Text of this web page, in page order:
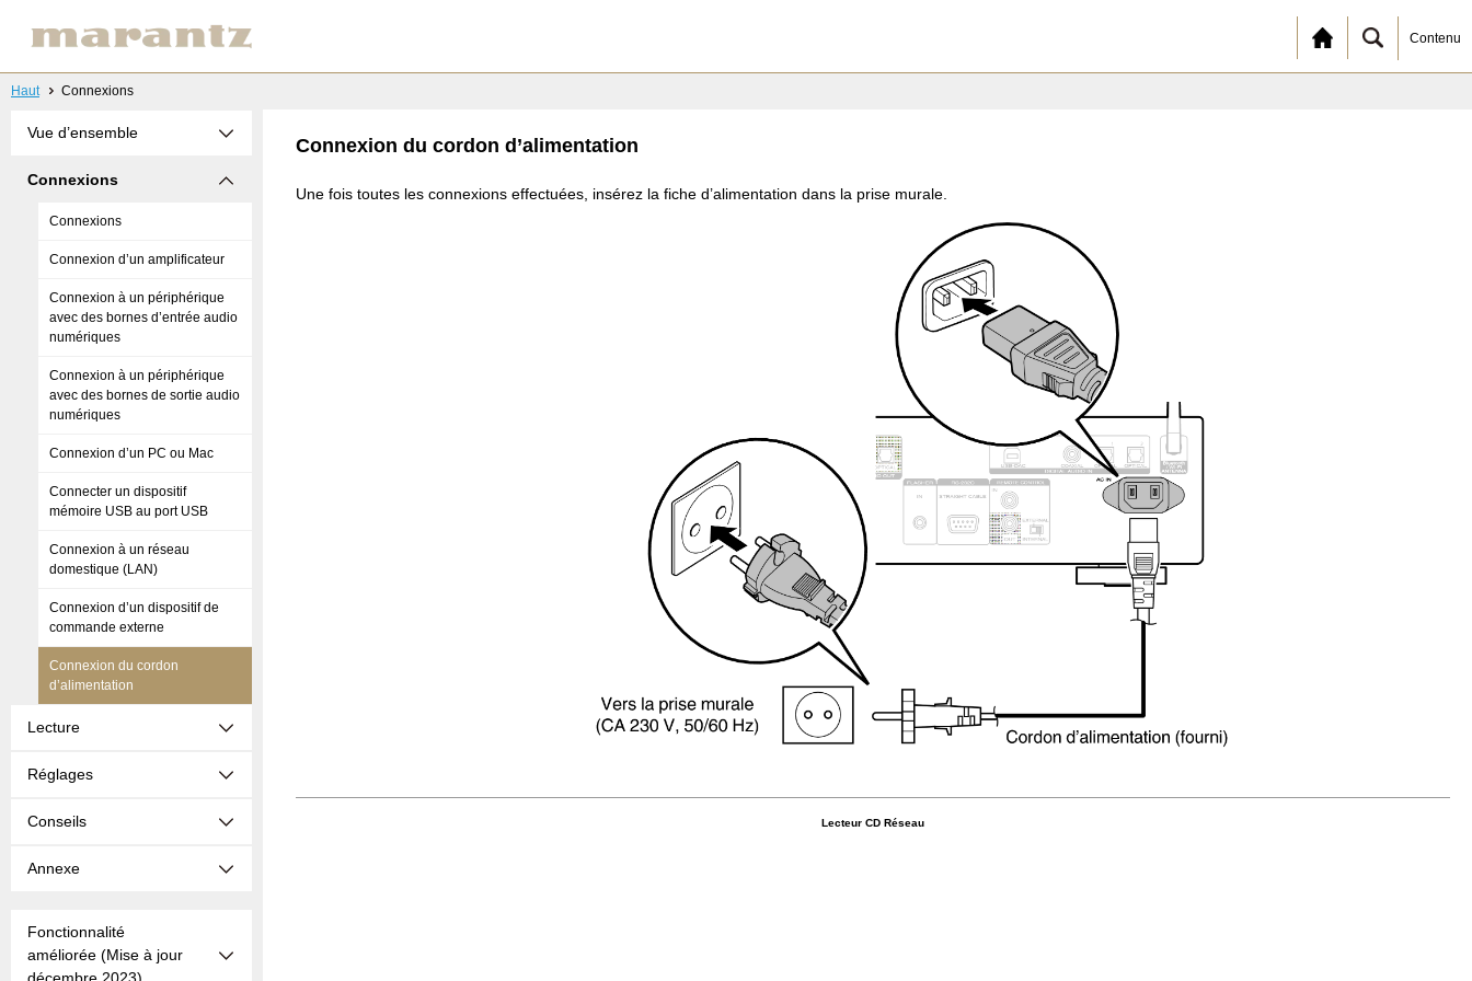
Contenu
Haut Connexions
Vue d’ensemble
Connexions
Connexions
Connexion d’un amplificateur
Connexion à un périphérique
avec des bornes d’entrée audio
numériques
Connexion à un périphérique
avec des bornes de sortie audio
numériques
Connexion d’un PC ou Mac
Connecter un dispositif
mémoire USB au port USB
Connexion à un réseau
domestique (LAN)
Connexion d’un dispositif de
commande externe
Connexion du cordon
d’alimentation
Lecture
Réglages
Conseils
Annexe
Fonctionnalité
améliorée (Mise à jour
Connexion du cordon d’alimentation
Une fois toutes les connexions effectuées, insérez la fiche d’alimentation dans la prise murale.
Lecteur CD Réseau